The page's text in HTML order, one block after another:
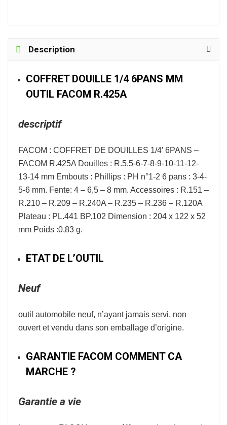
Description
COFFRET DOUILLE 1/4 6PANS MM
OUTIL FACOM R.425A
descriptif
FACOM : COFFRET DE DOUILLES 1/4′ 6PANS –
FACOM R.425A Douilles : R.5,5-6-7-8-9-10-11-12-
13-14 mm Embouts : Phillips : PH n°1-2 6 pans : 3-4-
5-6 mm. Fente: 4 – 6,5 – 8 mm. Accessoires : R.151 –
R.210 – R.209 – R.240A – R.235 – R.236 – R.120A
Plateau : PL.441 BP.102 Dimension : 204 x 122 x 52
mm Poids :0,83 g.
ETAT DE L’OUTIL
Neuf
outil automobile neuf, n’ayant jamais servi, non
ouvert et vendu dans son emballage d’origine.
GARANTIE FACOM COMMENT CA
MARCHE ?
Garantie a vie